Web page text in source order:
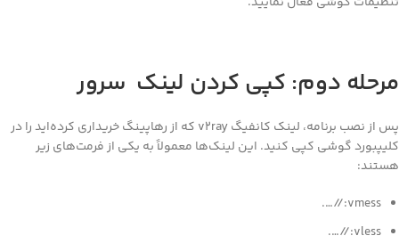
دوم: کپی کردن لینک سرور
پس از نصب برنامه، لینک کانفیگ v2ray که از رهاپینگ خریداری کرده‌اید را در
گوشی کپی کنید. این لینک‌ها معمولاً به یکی از فرمت‌های زیر
vmess://….
vless://….